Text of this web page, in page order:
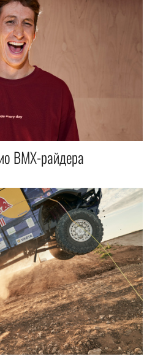
BMX-райдера